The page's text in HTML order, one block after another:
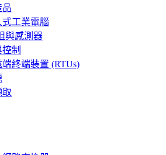
品
工業電腦
與感測器
制
終端裝置 (RTUs)
取